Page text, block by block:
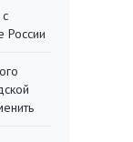
России